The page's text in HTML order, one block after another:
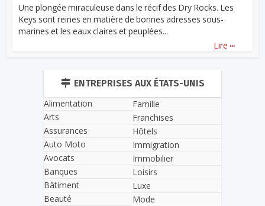
Une plongée miraculeuse dans le récif des Dry Rocks. Les
Keys sont reines en matière de bonnes adresses sous-
marines et les eaux claires et peuplées...
Lire ...
ENTREPRISES AUX ÉTATS-UNIS
Alimentation
Arts
Assurances
Auto Moto
Avocats
Banques
Bâtiment
Beauté
Famille
Franchises
Hôtels
Immigration
Immobilier
Loisirs
Luxe
Mode